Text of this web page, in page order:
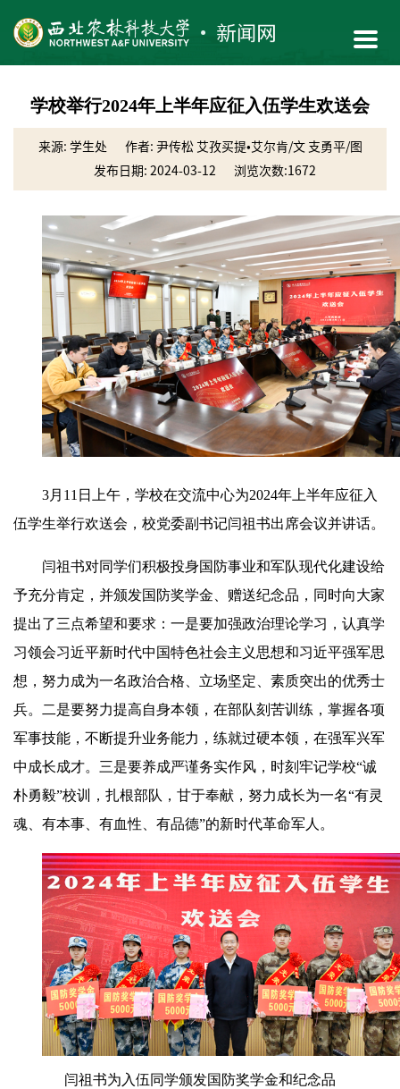
学校举行2024年上半年应征入伍学生欢送会
来源: 学生处
作者: 尹传松 艾孜买提•艾尔肯/文 支勇平/图
发布日期: 2024-03-12
浏览次数:1672
3月11日上午，学校在交流中心为2024年上半年应征入
伍学生举行欢送会，校党委副书记闫祖书出席会议并讲话。
闫祖书对同学们积极投身国防事业和军队现代化建设给
予充分肯定，并颁发国防奖学金、赠送纪念品，同时向大家
提出了三点希望和要求：一是要加强政治理论学习，认真学
习领会习近平新时代中国特色社会主义思想和习近平强军思
想 ，努力成为一名政治合格、立场坚定、素质突出的优秀士
兵。二是要努力提高自身本领，在部队刻苦训练，掌握各项
军事技能，不断提升业务能力，练就过硬本领，在强军兴军
中成长成才。三是要养成严谨务实作风，时刻牢记学校“诚
朴勇毅”校训，扎根部队，甘于奉献，努力成长为一名“有灵
魂、有本事、有血性、有品德”的新时代革命军人。
闫祖书为入伍同学颁发国防奖学金和纪念品